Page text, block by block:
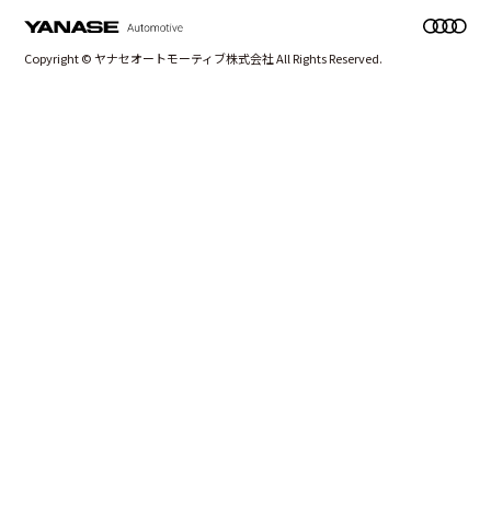
Copyright © ヤナセオートモーティブ株式会社 All Rights Reserved.